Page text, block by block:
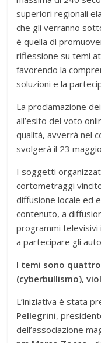
superiori regionali
che gli verranno
è quella di
riflessione su temi
favorendo la
soluzioni e la
La proclamazione
all’esito del voto
qualità, avverrà nel
svolgerà il 23
I soggetti
cortometraggi
diffusione locale ed
contenuto, a
programmi
a partecipare gli
I temi sono
(cyberbullismo),
L’iniziativa è stata
Pellegrini,
dell’associazione